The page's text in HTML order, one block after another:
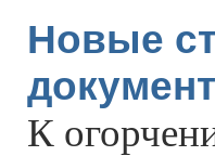
Новые
К